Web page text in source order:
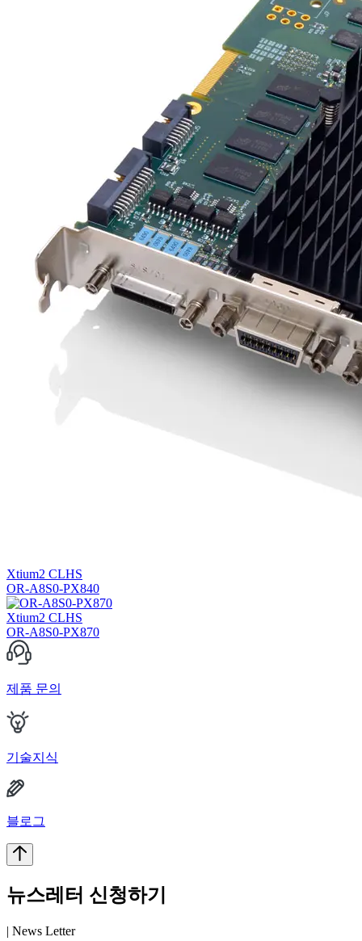
Xtium2 CLHS
OR-A8S0-PX840
Xtium2 CLHS
OR-A8S0-PX870
제품 문의
기술지식
블로그
뉴스레터 신청하기
| News Letter